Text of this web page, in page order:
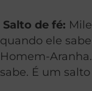
Salto de fé:
quando ele
Homem-
sabe. É um salto